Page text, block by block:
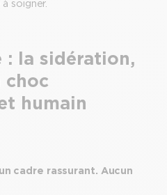
à soigner.
: la sidération,
choc
humain
cadre rassurant. Aucun